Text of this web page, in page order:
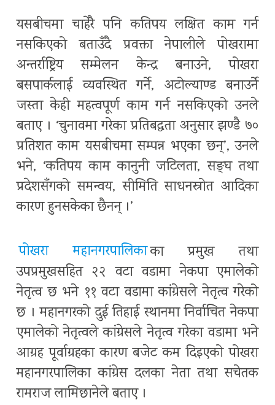
यसबीचमा चाहेरै पनि कतिपय लक्षित काम गर्न
नसकिएको बताउँदै प्रवक्ता नेपालीले पोखरामा
अन्तर्राष्ट्रिय सम्मेलन केन्द्र बनाउने, पोखरा
बसपार्कलाई व्यवस्थित गर्ने, अटोल्याण्ड बनाउर्ने
जस्ता केही महत्वपूर्ण काम गर्न नसकिएको उनले
बताए । ‘चुनावमा गरेका प्रतिबद्धता अनुसार झण्डै ७०
प्रतिशत काम यसबीचमा सम्पन्न भएका छन्’, उनले
भने, ‘कतिपय काम कानुनी जटिलता, सङ्घ तथा
प्रदेशसँगको समन्वय, सीमिति साधनस्रोत आदिका
कारण हुनसकेका छैनन् ।’
पोखरा महानगरपालिकाका प्रमुख तथा
उपप्रमुखसहित २२ वटा वडामा नेकपा एमालेको
नेतृत्व छ भने ११ वटा वडामा कांग्रेसले नेतृत्व गरेको
छ । महानगरको दुई तिहाई स्थानमा निर्वाचित नेकपा
एमालेको नेतृत्वले कांग्रेसले नेतृत्व गरेका वडामा भने
आग्रह पूर्वाग्रहका कारण बजेट कम दिइएको पोखरा
महानगरपालिका कांग्रेस दलका नेता तथा सचेतक
रामराज लामिछानेले बताए ।